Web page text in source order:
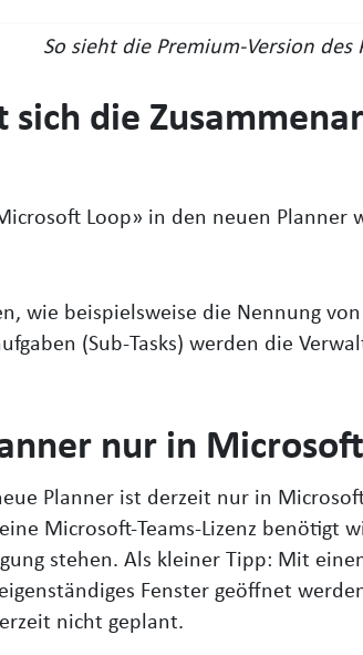
So sieht die Premium-Version des
sich die
Loop» in den neuen Planner
wie beispielsweise die Nennung
(Sub-Tasks) werden die
nur in
Planner ist derzeit nur in
Microsoft-Teams-Lizenz benötigt
stehen. Als kleiner Tipp: Mit
Fenster geöffnet
nicht geplant.